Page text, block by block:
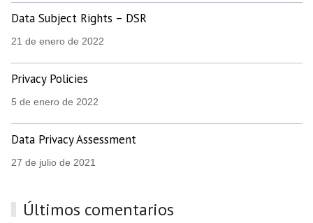
Data Subject Rights – DSR
21 de enero de 2022
Privacy Policies
5 de enero de 2022
Data Privacy Assessment
27 de julio de 2021
Últimos comentarios